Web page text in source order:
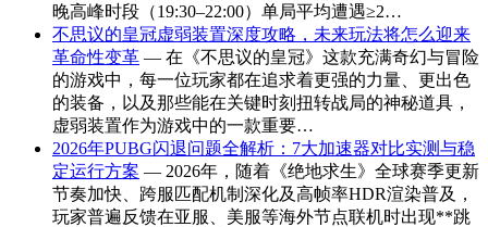
晚高峰时段（19:30–22:00）单局平均遭遇≥2…
不思议的皇冠虚弱装置深度攻略，未来玩法将怎么迎来
革命性变革 — 在《不思议的皇冠》这款充满奇幻与冒险
的游戏中，每一位玩家都在追求着更强的力量、更出色
的装备，以及那些能在关键时刻扭转战局的神秘道具，
虚弱装置作为游戏中的一款重要…
2026年PUBG闪退问题全解析：7大加速器对比实测与稳
定运行方案 — 2026年，随着《绝地求生》全球赛季更新
节奏加快、跨服匹配机制深化及高帧率HDR渲染普及，
玩家普遍反馈在亚服、美服等海外节点联机时出现**跳